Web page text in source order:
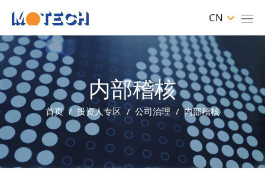
CN
内部稽核
首页 投资人专区 公司治理 内部稽核